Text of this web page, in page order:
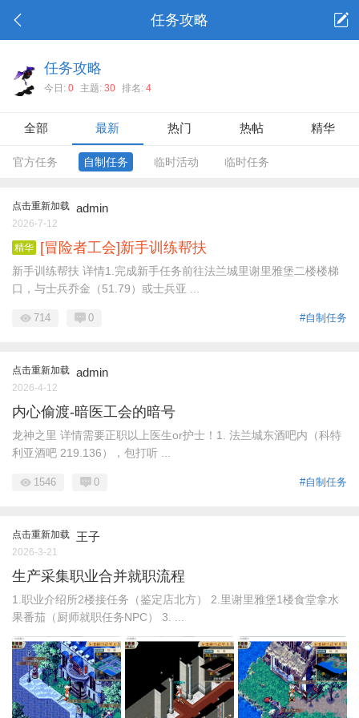
任务攻略
任务攻略
今日: 0 主题: 30 排名: 4
全部 最新 热门 热帖 精华
官方任务 自制任务 临时活动 临时任务
点击重新加载 admin
2026-7-12
精华 [冒险者工会]新手训练帮扶
新手训练帮扶 详情1.完成新手任务前往法兰城里谢里雅堡二楼楼梯
口，与士兵乔金（51.79）或士兵亚 ...
#自制任务
714 0
点击重新加载 admin
2026-4-12
内心偷渡-暗医工会的暗号
龙神之里 详情需要正职以上医生or护士！1. 法兰城东酒吧内（科特
利亚酒吧 219.136），包打听 ...
#自制任务
1546 0
点击重新加载 王子
2026-3-21
生产采集职业合并就职流程
1.职业介绍所2楼接任务（鉴定店北方） 2.里谢里雅堡1楼食堂拿水
果番茄（厨师就职任务NPC） 3. ...